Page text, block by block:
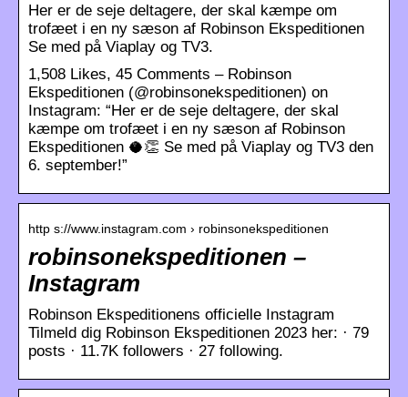
Her er de seje deltagere, der skal kæmpe om
trofæet i en ny sæson af Robinson Ekspeditionen
Se med på Viaplay og TV3.
1,508 Likes, 45 Comments – Robinson
Ekspeditionen (@robinsonekspeditionen) on
Instagram: “Her er de seje deltagere, der skal
kæmpe om trofæet i en ny sæson af Robinson
Ekspeditionen 🥥👏 Se med på Viaplay og TV3 den
6. september!”
http s://www.instagram.com › robinsonekspeditionen
robinsonekspeditionen –
Instagram
Robinson Ekspeditionens officielle Instagram
Tilmeld dig Robinson Ekspeditionen 2023 her: · 79
posts · 11.7K followers · 27 following.